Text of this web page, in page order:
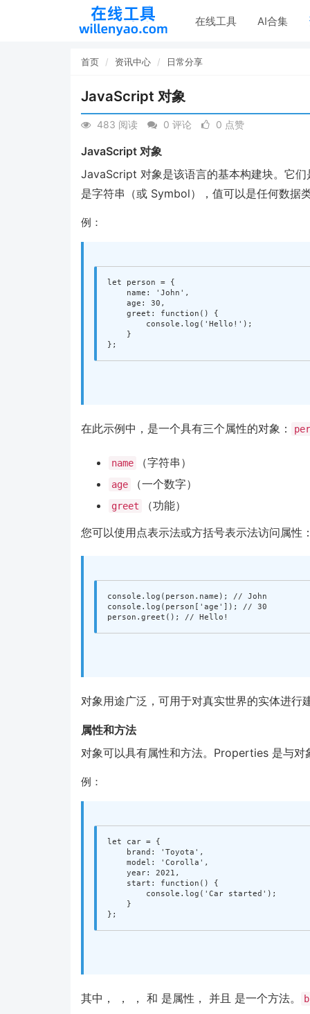
在线工具 AI合集
首页 资讯中心 日常分享
JavaScript 对象
483 阅读 0 评论 0 点赞
JavaScript 对象
JavaScript 对象是该语言的基本构建块。它
是字符串（或 Symbol），值可以是任何数据
例：
let person =
{
name : ' John ' ,
age : 30 ,
greet : function ()
{
console . log ( ' Hello! ' );
}
};
在此示例中，是一个具有三个属性的对象：
name （字符串）
age （一个数字）
greet
（功能）
您可以使用点表示法或方括号表示法访问属性：
console . log ( person . name );
// John
console . log ( person [ ' age ' ]);
// 30
person . greet (); // Hello!
对象用途广泛，可用于对真实世界的实体进行
属性和方法
对象可以具有属性和方法。Properties 是与对
例：
let car =
{
brand : ' Toyota ' ,
model : ' Corolla ' ,
year: 2021 ,
start : function ()
{
console . log ( ' Car started ' );
}
};
其中， ， ， 和 是属性， 并且 是一个方法。